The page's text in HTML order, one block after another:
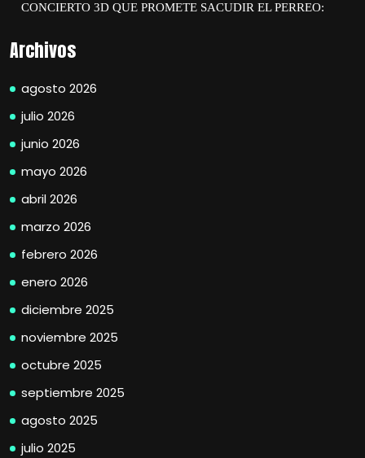
CONCIERTO 3D QUE PROMETE SACUDIR EL PERREO:
Archivos
agosto 2026
julio 2026
junio 2026
mayo 2026
abril 2026
marzo 2026
febrero 2026
enero 2026
diciembre 2025
noviembre 2025
octubre 2025
septiembre 2025
agosto 2025
julio 2025